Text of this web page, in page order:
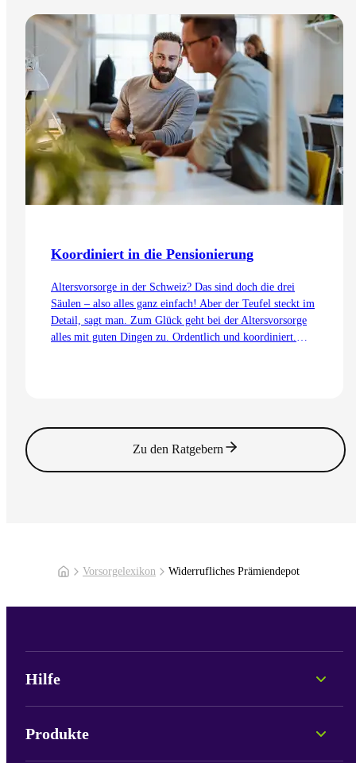
Zum Artikel
Koordiniert in die Pensionierung
Altersvorsorge in der Schweiz? Das sind doch die drei
Säulen – also alles ganz einfach! Aber der Teufel steckt im
Detail, sagt man. Zum Glück geht bei der Altersvorsorge
alles mit guten Dingen zu. Ordentlich und koordiniert.
Zu den Ratgebern
Vorsorgelexikon Widerrufliches Prämiendepot
Hilfe
Fonds-Informationen
Produkte